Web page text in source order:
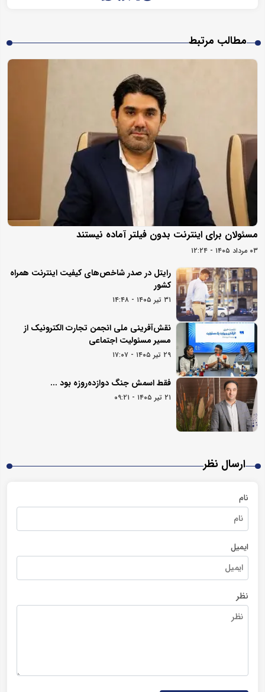
مطالب مرتبط
مسئولان برای اینترنت بدون فیلتر آماده نیستند
۰۳ مرداد ۱۴۰۵ - ۱۲:۲۴
رایتل در صدر شاخص‌های کیفیت اینترنت همراه
کشور
۳۱ تیر ۱۴۰۵ - ۱۴:۴۸
نقش‌آفرینی ملی انجمن تجارت الکترونیک از
مسیر مسئولیت اجتماعی
۲۹ تیر ۱۴۰۵ - ۱۷:۰۷
فقط اسمش جنگ دوازده‌روزه بود ...
۲۱ تیر ۱۴۰۵ - ۰۹:۲۱
ارسال نظر
نام
ایمیل
نظر